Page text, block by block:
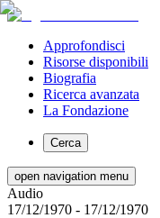
Approfondisci
Risorse disponibili
Biografia
Ricerca avanzata
La Fondazione
Cerca
open navigation menu
Audio
17/12/1970 - 17/12/1970